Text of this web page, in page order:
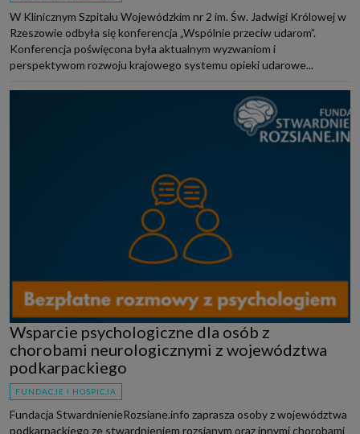
W Klinicznym Szpitalu Wojewódzkim nr 2 im. Św. Jadwigi Królowej w
Rzeszowie odbyła się konferencja „Wspólnie przeciw udarom”.
Konferencja poświęcona była aktualnym wyzwaniom i
perspektywom rozwoju krajowego systemu opieki udarowe...
Wsparcie psychologiczne dla osób z
chorobami neurologicznymi z województwa
podkarpackiego
FUNDACJE I HOSPICJA
Fundacja StwardnienieRozsiane.info zaprasza osoby z województwa
podkarpackiego ze stwardnieniem rozsianym oraz innymi chorobami